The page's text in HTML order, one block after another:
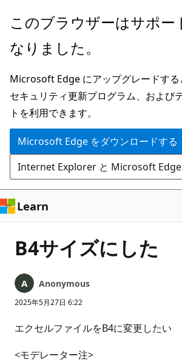
メ
ン
ン
テ
ン
ツ
に
ス
キ
ッ
プ
このブラウザーはサポー
なりました。
Microsoft Edge にアップグレードする
セキュリティ更新プログラム、および
トを利用できます。
Microsoft Edge をダウンロードする
Internet Explorer と Microsoft Edge
Learn
B4サイズにした
Anonymous
2025年5月27日 6:22
エクセルファイルをB4に変更したい
<モデレーター注>